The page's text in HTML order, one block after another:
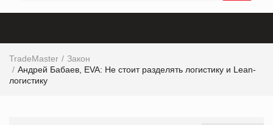
TradeMaster
Закон
Андрей Бабаев, EVA: Не стоит разделять логистику и Lean-
логистику